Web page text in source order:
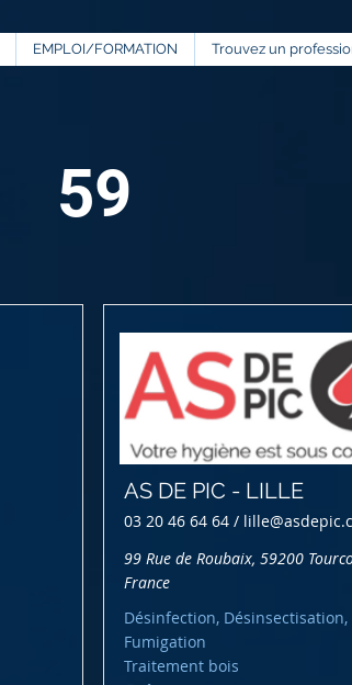
EMPLOI/FORMATION Trouvez un
59
AS DE PIC - LILLE
03 20 46 64 64 /
99 Rue de Roubaix, 59200
France
Désinfection,
Fumigation
Traitement bois